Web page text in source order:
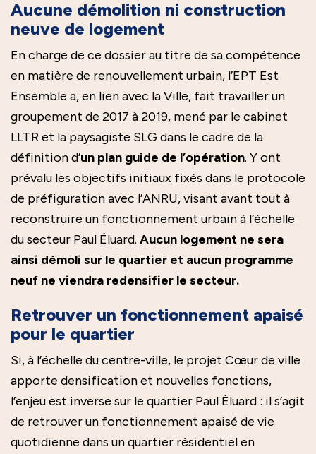
Aucune démolition ni construction
neuve de logement
En charge de ce dossier au titre de sa compétence
en matière de renouvellement urbain, l’EPT Est
Ensemble a, en lien avec la Ville, fait travailler un
groupement de 2017 à 2019, mené par le cabinet
LLTR et la paysagiste SLG dans le cadre de la
définition d’un plan guide de l’opération. Y ont
prévalu les objectifs initiaux fixés dans le protocole
de préfiguration avec l’ANRU, visant avant tout à
reconstruire un fonctionnement urbain à l’échelle
du secteur Paul Éluard. Aucun logement ne sera
ainsi démoli sur le quartier et aucun programme
neuf ne viendra redensifier le secteur.
Retrouver un fonctionnement apaisé
pour le quartier
Si, à l’échelle du centre-ville, le projet Cœur de ville
apporte densification et nouvelles fonctions,
l’enjeu est inverse sur le quartier Paul Éluard : il s’agit
de retrouver un fonctionnement apaisé de vie
quotidienne dans un quartier résidentiel en